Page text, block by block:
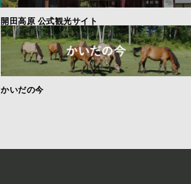
開田高原 公式観光サイト
かいだの今